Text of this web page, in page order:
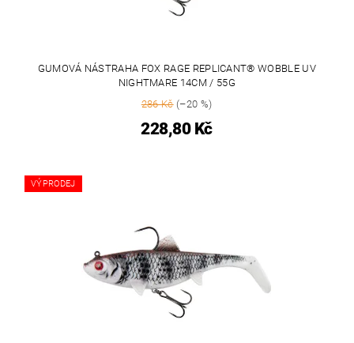
GUMOVÁ NÁSTRAHA FOX RAGE REPLICANT® WOBBLE UV
NIGHTMARE 14CM / 55G
286 Kč(–20 %)
228,80 Kč
VÝPRODEJ